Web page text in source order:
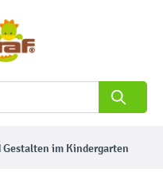
Gestalten im Kindergarten